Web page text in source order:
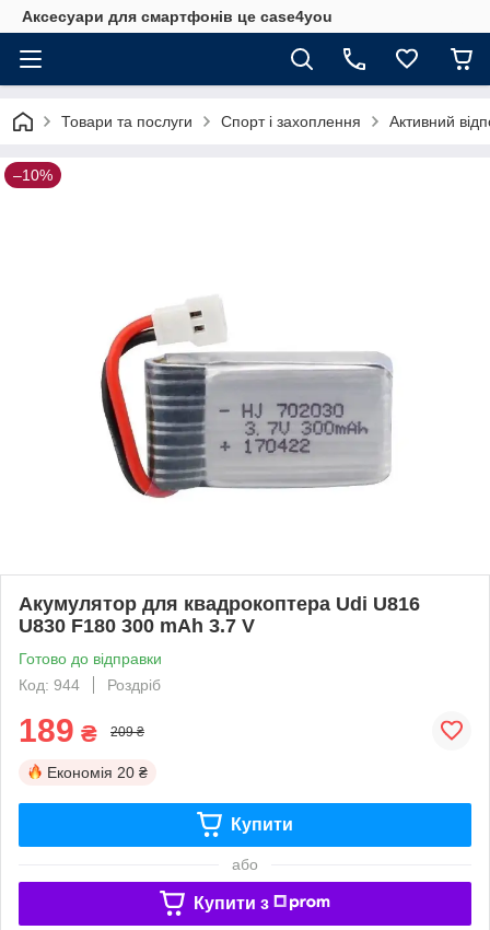
Аксесуари для смартфонів це case4you
Товари та послуги Спорт і захоплення Активний
–10%
Акумулятор для квадрокоптера Udi U816
U830 F180 300 mAh 3.7 V
Готово до відправки
Код: 944
Роздріб
189 ₴ 209 ₴
Економія 20 ₴
Купити
або
Купити з